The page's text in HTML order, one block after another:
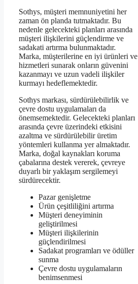
Sothys, müşteri memnuniyetini her
zaman ön planda tutmaktadır. Bu
nedenle gelecekteki planları arasında
müşteri ilişkilerini güçlendirme ve
sadakati artırma bulunmaktadır.
Marka, müşterilerine en iyi ürünleri ve
hizmetleri sunarak onların güvenini
kazanmayı ve uzun vadeli ilişkiler
kurmayı hedeflemektedir.
Sothys markası, sürdürülebilirlik ve
çevre dostu uygulamaları da
önemsemektedir. Gelecekteki planları
arasında çevre üzerindeki etkisini
azaltma ve sürdürülebilir üretim
yöntemleri kullanma yer almaktadır.
Marka, doğal kaynakları koruma
çabalarına destek vererek, çevreye
duyarlı bir yaklaşım sergilemeyi
sürdürecektir.
Pazar genişletme
Ürün çeşitliliğini artırma
Müşteri deneyiminin
geliştirilmesi
Müşteri ilişkilerinin
güçlendirilmesi
Sadakat programları ve ödüller
sunma
Çevre dostu uygulamaların
benimsenmesi